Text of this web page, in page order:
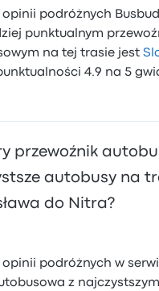
opinii podróżnych
punktualnym
na tej trasie jest
4.9 na 5
przewoźnik
autobusy na
do Nitra?
opinii podróżnych w
z